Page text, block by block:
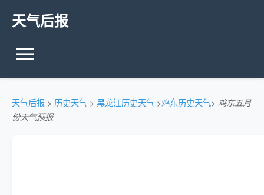
天气后报
天气后报 > 历史天气 > 黑龙江历史天气 >鸡东历史天气> 鸡东五月
份天气预报